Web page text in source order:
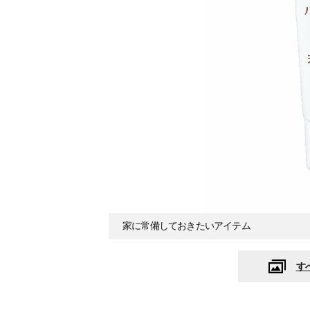
家に常備しておきたいアイテム
す